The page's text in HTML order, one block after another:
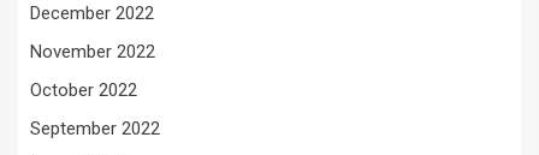
December 2022
November 2022
October 2022
September 2022